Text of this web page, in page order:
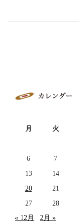
月
火
6
7
13
14
20
21
27
28
« 12月
2月 »